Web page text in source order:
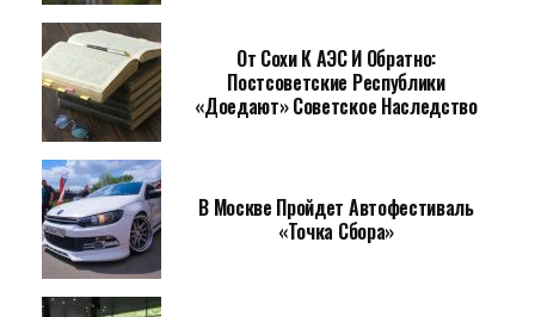
От Сохи К АЭС И Обратно:
Постсоветские Республики
«доедают» Советское Наследство
В Москве Пройдет Автофестиваль
«Точка Сбора»